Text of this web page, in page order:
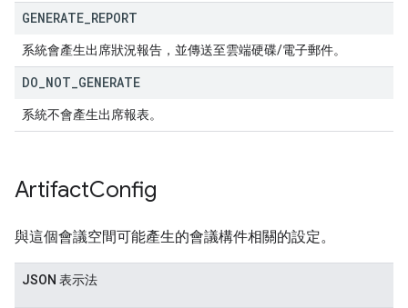
GENERATE REPORT
系統會產生出席狀況報告，並傳送至雲端硬碟/電子郵件。
DO NOT GENERATE
系統不會產生出席報表。
ArtifactConfig
與這個會議空間可能產生的會議構件相關的設定。
JSON 表示法